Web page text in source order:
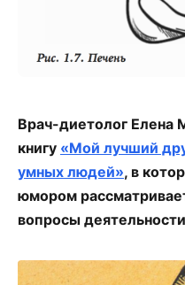
Врач-диетолог Елена
книгу «Мой лучший
умных людей», в
юмором
вопросы